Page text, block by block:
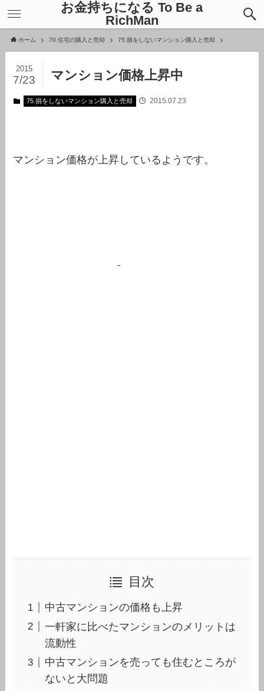
お金持ちになる To Be a
RichMan
ホーム 70.住宅の購入と売却 75.損をしないマンション購入と売却
マンション価格上昇中
2015
7/23
75.損をしないマンション購入と売却 2015.07.23
マンション価格が上昇しているようです。
目次
中古マンションの価格も上昇
一軒家に比べたマンションのメリットは
流動性
中古マンションを売っても住むところが
ないと大問題